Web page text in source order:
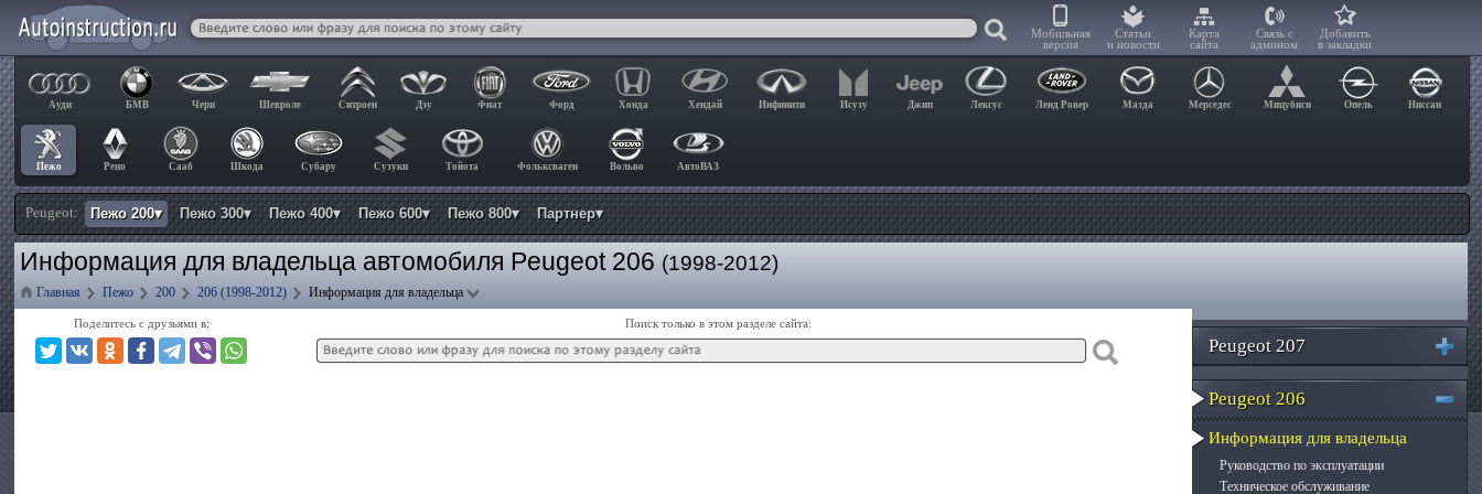
Мобильная
версия
Статьи
и новости
Карта
сайта
Связь с
админом
Добавить
в закладки
Ауди БМВ Чери Шевроле Ситроен Дэу Фиат Форд Хонда Хендай Инфинити Исузу Джип Лексус Ленд Ровер Мазда Мерседес Мицубиси Опель Ниссан
Пежо Рено Сааб Шкода Субару Сузуки Тойота Фольксваген Вольво АвтоВАЗ
Peugeot: Пежо 200▾ Пежо 300▾ Пежо 400▾ Пежо 600▾ Пежо 800▾ Партнер▾
Информация для владельца автомобиля Peugeot 206 (1998-2012)
Главная Пежо 200 206 (1998-2012) Информация для владельца
Поделитесь с друзьями в: Поиск только в этом разделе сайта:
Peugeot 207
Peugeot 206
Информация для владельца
Руководство по эксплуатации
Техническое обслуживание